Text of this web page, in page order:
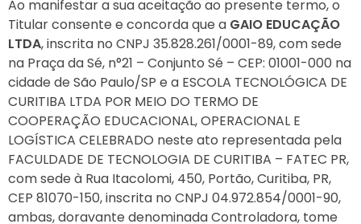
Ao manifestar a sua aceitação ao presente termo, o
Titular consente e concorda que a GAIO EDUCAÇÃO
LTDA, inscrita no CNPJ 35.828.261/0001-89, com sede
na Praça da Sé, n°21 – Conjunto Sé – CEP: 01001-000 na
cidade de São Paulo/SP e a ESCOLA TECNOLÓGICA DE
CURITIBA LTDA POR MEIO DO TERMO DE
COOPERAÇÃO EDUCACIONAL, OPERACIONAL E
LOGÍSTICA CELEBRADO neste ato representada pela
FACULDADE DE TECNOLOGIA DE CURITIBA – FATEC PR,
com sede à Rua Itacolomi, 450, Portão, Curitiba, PR,
CEP 81070-150, inscrita no CNPJ 04.972.854/0001-90,
ambas, doravante denominada Controladora, tome